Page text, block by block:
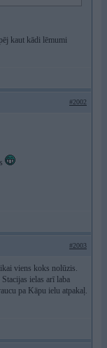
kaut kādi lēmumi
#2002
#2003
viens koks nolūzis.
ielas arī laba
pa Kāpu ielu atpakaļ.